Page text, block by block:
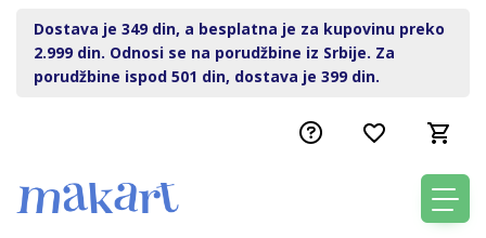
Dostava je 349 din, a besplatna je za kupovinu preko
2.999 din. Odnosi se na porudžbine iz Srbije. Za
porudžbine ispod 501 din, dostava je 399 din.